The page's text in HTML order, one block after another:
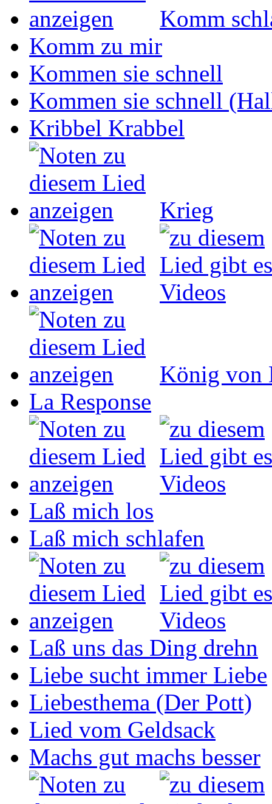
Komm
Komm zu mir
Kommen sie schnell
Kommen sie schnell
Kribbel Krabbel
Krieg
König von
La Response
Laß mich los
Laß mich schlafen
Laß uns das Ding drehn
Liebe sucht immer Liebe
Liebesthema (Der Pott)
Lied vom Geldsack
Machs gut machs besser